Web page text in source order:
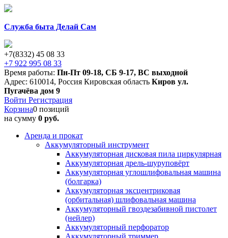
Служба быта Делай Сам
+7(8332) 45 08 33
+7 922 995 08 33
Время работы: Пн-Пт 09-18, СБ 9-17, ВС выходной
Адрес: 610014, Россия Кировская область Киров ул.
Пугачёва дом 9
Войти Регистрация
Корзина0 позиций
на сумму 0 руб.
Аренда и прокат
Аккумуляторный инструмент
Аккумуляторная дисковая пила циркулярная
Аккумуляторная дрель-шуруповёрт
Аккумуляторная углошлифовальная машина
(болгарка)
Аккумуляторная эксцентриковая
(орбитальная) шлифовальная машина
Аккумуляторный гвоздезабивной пистолет
(нейлер)
Аккумуляторный перфоратор
Аккумуляторный триммер